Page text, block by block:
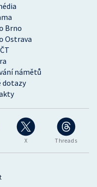
X Threads
Brno
Ostrava
námětů
dotazy